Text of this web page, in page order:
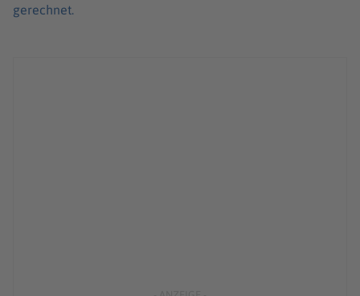
gerechnet.